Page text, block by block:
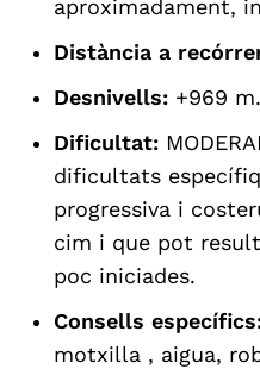
aproximadament,
Distància a
Desnivells: +969
Dificultat:
dificultats
progressiva i
cim i que pot
poc iniciades.
Consells
motxilla , aigua,